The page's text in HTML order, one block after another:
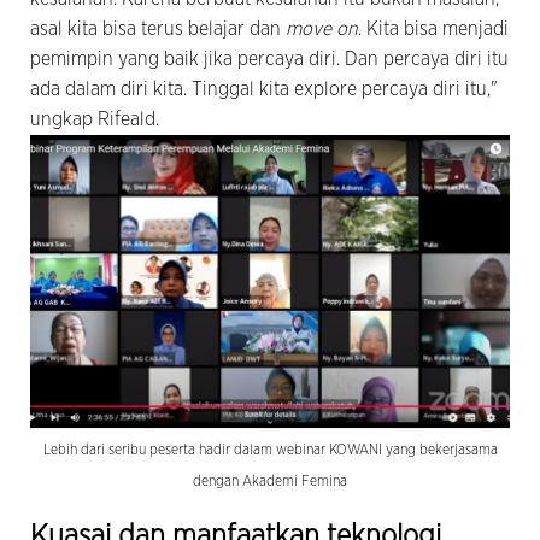
asal kita bisa terus belajar dan move on. Kita bisa menjadi
pemimpin yang baik jika percaya diri. Dan percaya diri itu
ada dalam diri kita. Tinggal kita explore percaya diri itu,"
ungkap Rifeald.
Lebih dari seribu peserta hadir dalam webinar KOWANI yang bekerjasama
dengan Akademi Femina